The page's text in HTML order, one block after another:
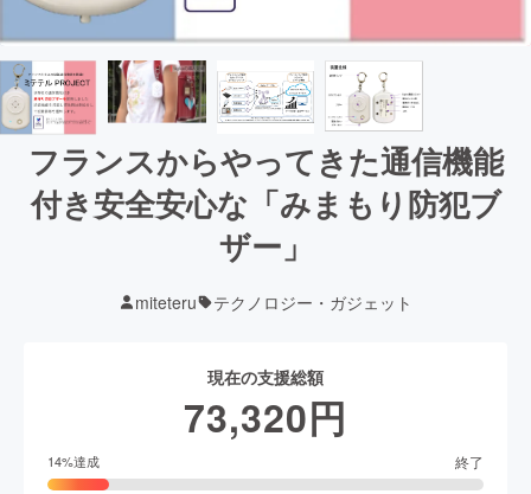
フランスからやってきた通信機能
付き安全安心な「みまもり防犯ブ
ザー」
miteteru テクノロジー・ガジェット
現在の支援総額
73,320円
14%達成 終了